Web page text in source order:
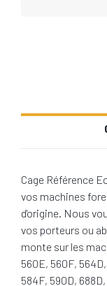
Cage Référence
vos machines
d'origine. Nous
vos porteurs ou
monte sur les
560E, 560F,
584F, 590D,